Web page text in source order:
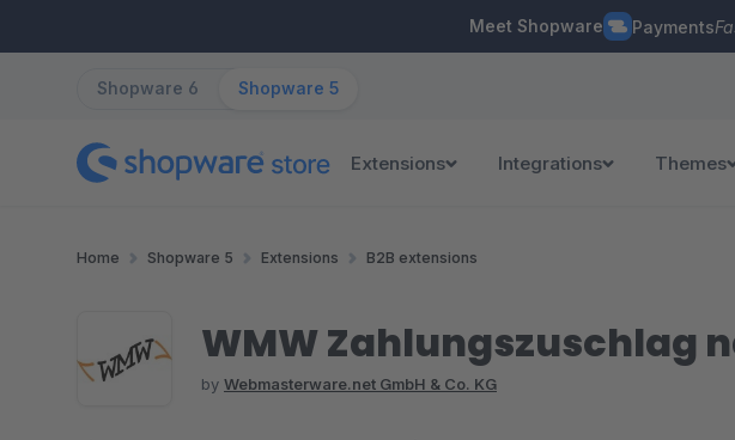
Meet Shopware Payments
Shopware 6 Shopware 5
Extensions Integrations Themes
Home Shopware 5 Extensions B2B extensions
WMW Zahlungszuschlag
by Webmasterware.net GmbH & Co. KG